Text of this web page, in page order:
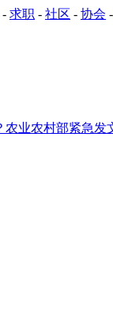
- 求职 - 社区 - 协会